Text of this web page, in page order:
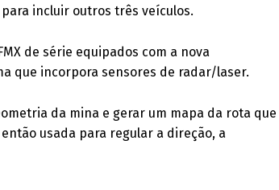
incluir outros três veículos.
de série equipados com a nova
que incorpora sensores de radar/laser.
da mina e gerar um mapa da rota que
usada para regular a direção, a